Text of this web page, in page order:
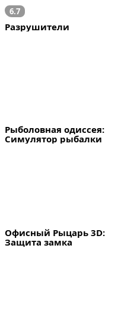
6.7
Разрушители
Рыболовная одиссея:
Симулятор рыбалки
Офисный Рыцарь 3D:
Защита замка